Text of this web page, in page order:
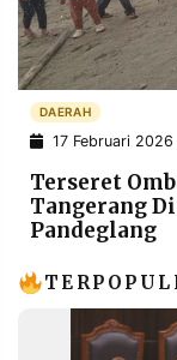
INFORMASI
PRIVACY
POLICY
INFORMASI
IKLAN
PENGADUAN
IKUTI
DAERAH
17 Februari
Terseret
Tangerang
Pandeglang